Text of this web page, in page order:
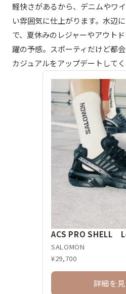
軽快さがあるから、デニムやワ
い雰囲気に仕上がります。水辺
で、夏休みのレジャーやアウト
躍の予感。スポーティだけど都
カジュアルをアップデートして
ACS PRO SHELL
SALOMON
¥29,700
詳細を見